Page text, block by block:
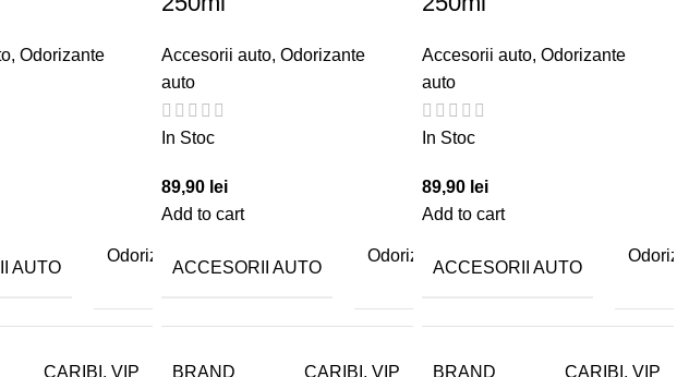
,Odorizante
AUTO
Odorizante
auto
CARIBI, VIP
Accesorii auto,Odorizante
auto
In Stoc
89,90 lei
Add to cart
ACCESORII AUTO
Odorizante
auto
BRAND CARIBI, VIP
Accesorii auto,Odorizante
auto
In Stoc
89,90 lei
Add to cart
ACCESORII AUTO
BRAND CARIBI, VIP